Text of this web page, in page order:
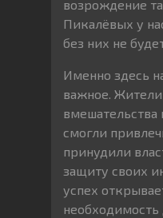
возрождение
Пикалёвых у
без них не
Именно здесь
важное.
вмешательства
смогли
принудили
защиту своих
успех
необходимость